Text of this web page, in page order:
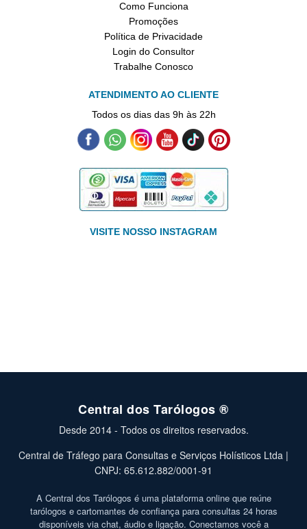
Como Funciona
Promoções
Política de Privacidade
Login do Consultor
Trabalhe Conosco
ATENDIMENTO AO CLIENTE
Todos os dias das 9h às 22h
VISITE NOSSO INSTAGRAM
Central dos Tarólogos ®
Desde 2014 - Todos os direitos reservados.
Central de Tráfego para Consultas e Serviços Holísticos Ltda |
CNPJ: 65.612.882/0001-91
A Central dos Tarólogos é uma plataforma online que reúne
tarólogos e cartomantes de confiança para consultas 24 horas
disponíveis via chat, áudio e ligação. Conectamos você a